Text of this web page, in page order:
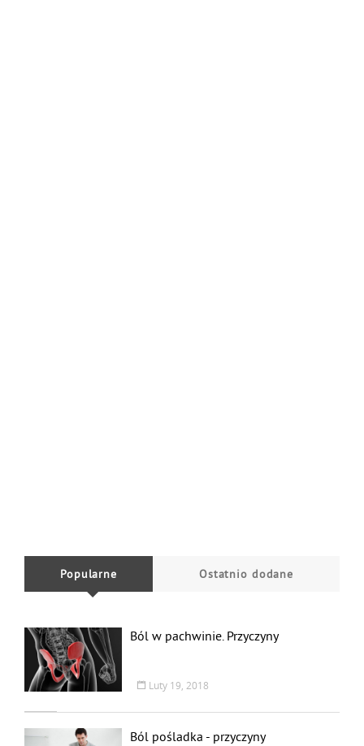
Popularne Ostatnio dodane
Ból w pachwinie. Przyczyny
Luty 19, 2018
Ból pośladka - przyczyny